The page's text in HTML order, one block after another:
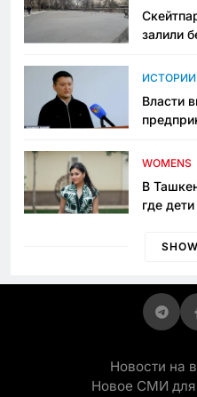
залили
ИСТОРИИ
Власти
WOMENS
В
где
Новости на
Новое СМИ для